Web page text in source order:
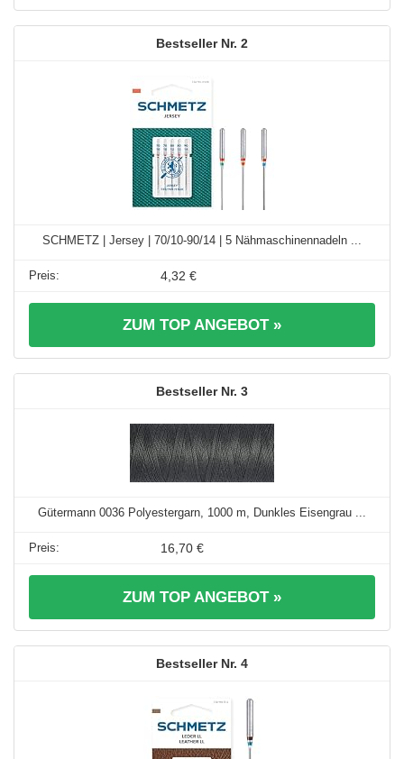
2
SCHMETZ | Jersey | 70/10-90/14 | 5 Nähmaschinennadeln ...
4,32 €
ZUM TOP ANGEBOT »
3
Gütermann 0036 Polyestergarn, 1000 m, Dunkles Eisengrau ...
16,70 €
ZUM TOP ANGEBOT »
4